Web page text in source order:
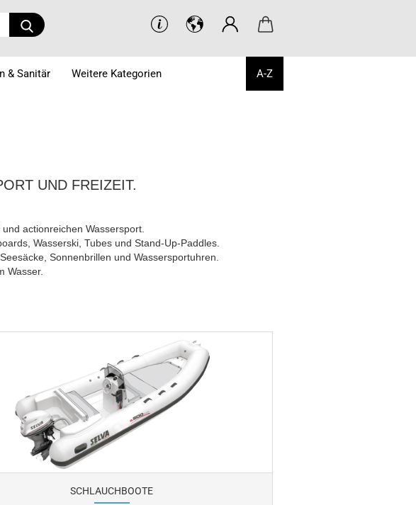
Suche...
& Sanitär A-Z
Weitere Kategorien
UND FREIZEIT.
actionreichen Wassersport.
Wasserski, Tubes und Stand-Up-Paddles.
Sonnenbrillen und Wassersportuhren.
Wasser.
SCHLAUCHBOOTE